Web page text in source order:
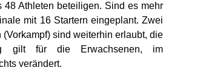
Athleten beteiligen. Sind es mehr
mit 16 Startern eingeplant. Zwei
sind weiterhin erlaubt, die
gilt für die Erwachsenen, im
verändert.